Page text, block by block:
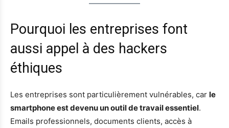
Pourquoi les entreprises font
aussi appel à des hackers
éthiques
Les entreprises sont particulièrement vulnérables, car le
smartphone est devenu un outil de travail essentiel.
Emails professionnels, documents clients, accès à